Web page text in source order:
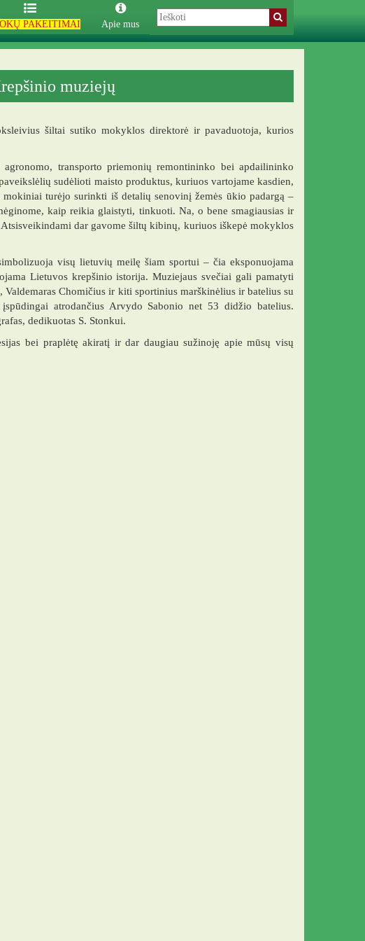
PAKEITIMAI Apie mus
muziejų
šiltai sutiko mokyklos direktorė ir pavaduotoja, kurios
transporto priemonių remontininko bei apdailininko
sudėlioti maisto produktus, kuriuos vartojame kasdien,
turėjo surinkti iš detalių senovinį žemės ūkio padargą –
kaip reikia glaistyti, tinkuoti. Na, o bene smagiausias ir
dar gavome šiltų kibinų, kuriuos iškepė mokyklos
visų lietuvių meilę šiam sportui – čia eksponuojama
Lietuvos krepšinio istorija. Muziejaus svečiai gali pamatyti
Chomičius ir kiti sportinius marškinėlius ir batelius su
atrodančius Arvydo Sabonio net 53 didžio batelius.
dedikuotas S. Stonkui.
bei praplėtę akiratį ir dar daugiau sužinoję apie mūsų visų